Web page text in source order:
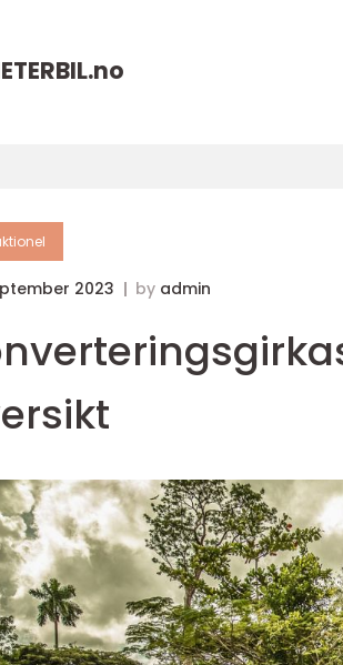
no
2023 by admin